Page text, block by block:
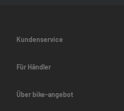
Kundenservice
Für Händler
Über bike-angebot